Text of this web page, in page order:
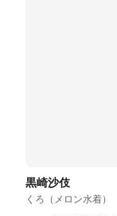
黒崎沙伎
くろ（メロン水着）